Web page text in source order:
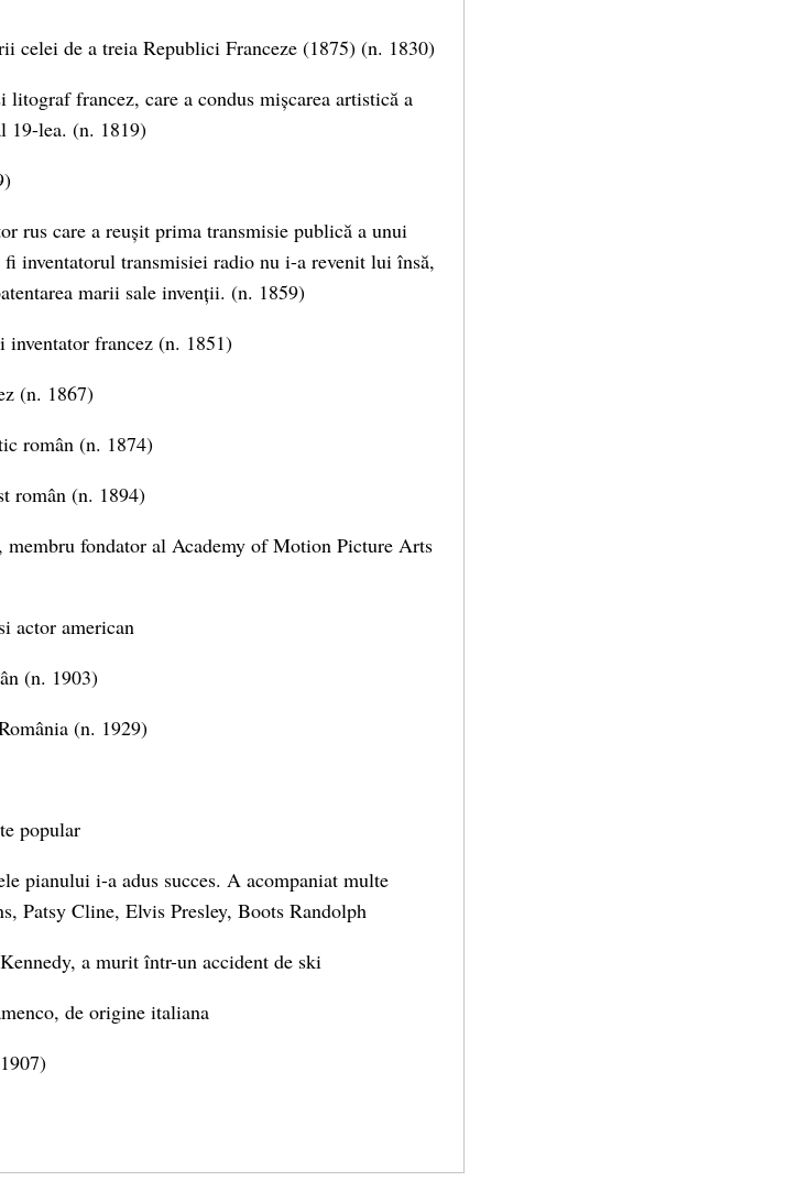
celei de a treia Republici Franceze (1875) (n. 1830)
litograf francez, care a condus mișcarea artistică a
19-lea. (n. 1819)
rus care a reușit prima transmisie publică a unui
fi inventatorul transmisiei radio nu i-a revenit lui însă,
marii sale invenții. (n. 1859)
inventator francez (n. 1851)
(n. 1867)
român (n. 1874)
român (n. 1894)
membru fondator al Academy of Motion Picture Arts
actor american
(n. 1903)
(n. 1929)
popular
pianului i-a adus succes. A acompaniat multe
Patsy Cline, Elvis Presley, Boots Randolph
a murit într-un accident de ski
de origine italiana